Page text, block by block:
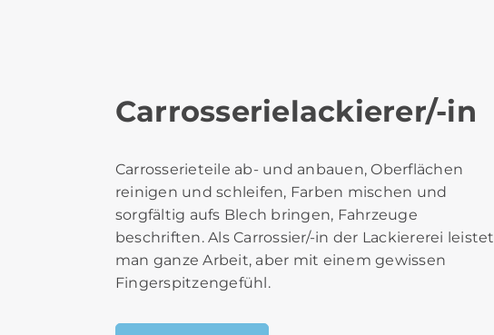
Carrosserielackierer/-in
Carrosserieteile ab- und anbauen, Oberflächen
reinigen und schleifen, Farben mischen und
sorgfältig aufs Blech bringen, Fahrzeuge
beschriften. Als Carrossier/-in der Lackiererei leistet
man ganze Arbeit, aber mit einem gewissen
Fingerspitzengefühl.